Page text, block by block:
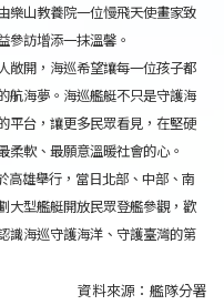
樂山教養院一位慢飛天使畫家致
參訪增添一抹溫馨。
敞開，海巡希望讓每一位孩子都
航海夢。海巡艦艇不只是守護海
平台，讓更多民眾看見，在堅硬
柔軟、最願意溫暖社會的心。
高雄舉行，當日北部、中部、南
大型艦艇開放民眾登艦參觀，歡
識海巡守護海洋、守護臺灣的第
資料來源： 艦隊分署